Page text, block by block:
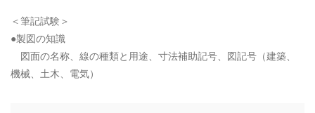
＜筆記試験＞
●製図の知識
図面の名称、線の種類と用途、寸法補助記号、図記号（建築、
機械、土木、電気）